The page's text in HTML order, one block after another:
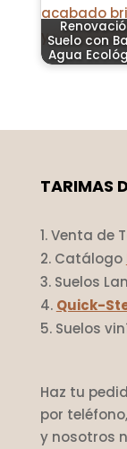
Suelo con
Agua
TARIMAS
Venta de
Catálogo
Suelos
Quick-
Suelos
Haz tu
por
y nosotros